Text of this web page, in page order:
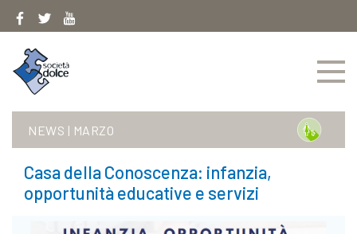
NEWS | MARZO
Casa della Conoscenza: infanzia,
opportunità educative e servizi